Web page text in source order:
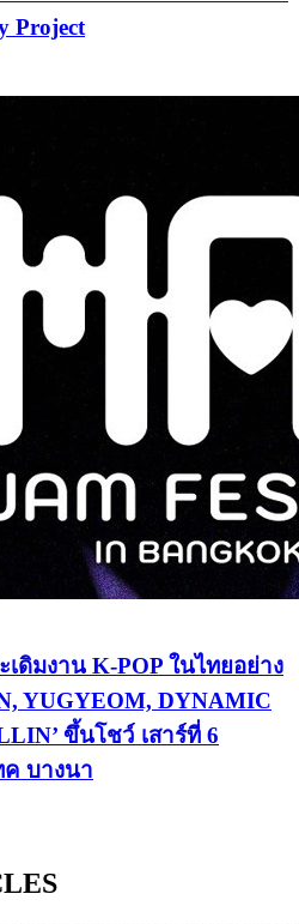
Project
ดิมงาน K-POP ในไทยอย่าง
YUGYEOM, DYNAMIC
ขึ้นโชว์ เสาร์ที่ 6
บางนา